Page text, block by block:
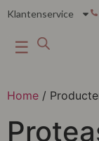
Klantenservice
☰
Home /